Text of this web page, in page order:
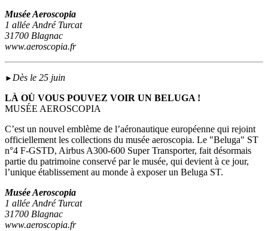
Musée Aeroscopia
1 allée André Turcat
31700 Blagnac
www.aeroscopia.fr
► Dès le 25 juin
LÀ OÙ VOUS POUVEZ VOIR UN BELUGA !
MUSÉE AEROSCOPIA
C’est un nouvel emblème de l’aéronautique européenne qui rejoint
officiellement les collections du musée aeroscopia. Le "Beluga" ST
n°4 F-GSTD, Airbus A300-600 Super Transporter, fait désormais
partie du patrimoine conservé par le musée, qui devient à ce jour,
l’unique établissement au monde à exposer un Beluga ST.
Musée Aeroscopia
1 allée André Turcat
31700 Blagnac
www.aeroscopia.fr